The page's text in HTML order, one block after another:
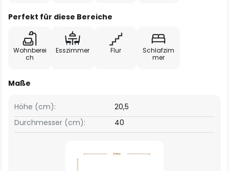
Perfekt für diese Bereiche
Wohnberei
ch
Esszimmer Flur
Schlafzim
mer
Maße
Höhe (cm):
20,5
Durchmesser (cm):
40